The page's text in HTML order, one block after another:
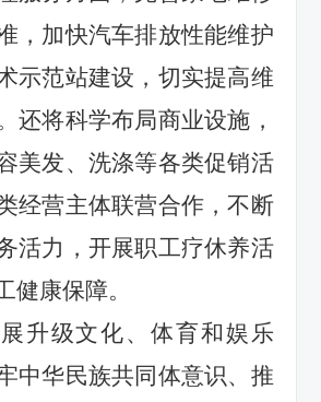
，加快汽车排放性能维护
示范站建设， 切实提高维
还将科学布局商业设施，
美发、洗涤等各类促销活
经营主体联营合作，不断
活力， 开展职工疗休养活
健康保障。
升级文化、体育和娱乐
中华民族共同体意识、推